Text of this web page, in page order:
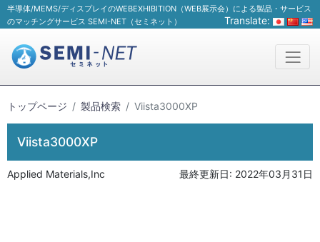
半導体/MEMS/ディスプレイのWEBEXHIBITION（WEB展示会）による製品・サービス
のマッチングサービス SEMI-NET（セミネット）
Translate:
トップページ 製品検索 Viista3000XP
Viista3000XP
Applied Materials,Inc 最終更新日: 2022年03月31日